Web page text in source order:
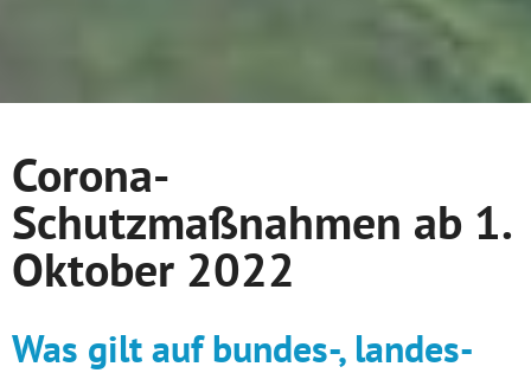
Corona-
Schutzmaßnahmen ab 1.
Oktober 2022
Was gilt auf bundes-, landes-